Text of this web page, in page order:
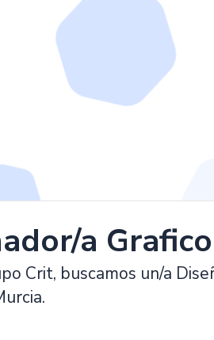
a Grafico
Crit, buscamos un/a